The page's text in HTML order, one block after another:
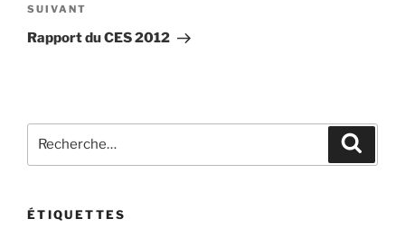
Article
suivant
SUIVANT
Rapport du CES 2012
pour
ÉTIQUETTES